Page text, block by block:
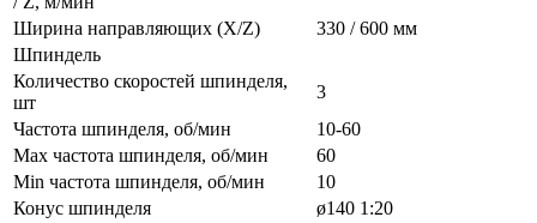
Ширина направляющих (X/Z)
330 / 600 мм
Шпиндель
Количество скоростей шпинделя,
шт
3
Частота шпинделя, об/мин
10-60
Max частота шпинделя, об/мин
60
Min частота шпинделя, об/мин
10
Конус шпинделя
ø140 1:20